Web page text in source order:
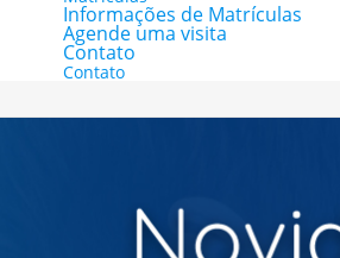
Informações de Matrículas
Agende uma visita
Contato
Contato